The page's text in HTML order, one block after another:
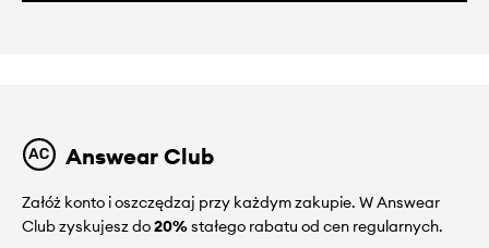
Answear Club
Załóż konto i oszczędzaj przy każdym zakupie. W Answear
Club zyskujesz do20%stałego rabatu od cen regularnych.